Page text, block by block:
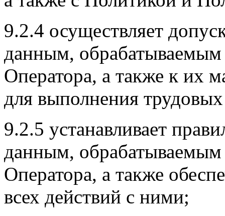
9.2.4 осуществляет
данным,
Оператора, а также к их
для выполнения
9.2.5 устанавливает
данным,
Оператора, а также
всех действий с ними;